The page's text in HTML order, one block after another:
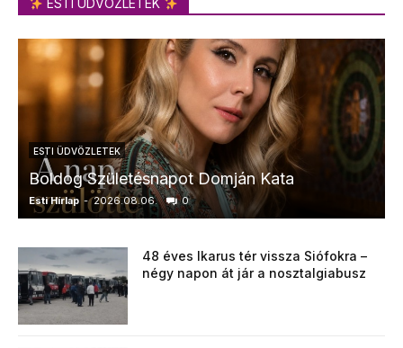
ESTI ÜDVÖZLETEK
ESTI ÜDVÖZLETEK
Boldog Születésnapot Domján Kata
Esti Hírlap - 2026.08.06. 0
48 éves Ikarus tér vissza Siófokra –
négy napon át jár a nosztalgiabusz